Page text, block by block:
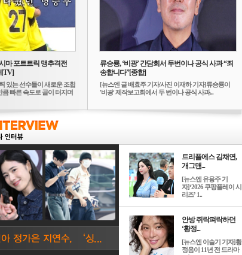
마 포트트릭 맹추격전
TV]
있는 선수들이 새로운 조합
큼 빠른 속도로 골이 터지며
류승룡, ‘비광’ 간담회서 두번이나 공식 사과 “죄
송합니다”[종합]
[뉴스엔 글 배효주 기자/사진 이재하 기자]류승룡이
'비광' 제작보고회에서 두 번이나 공식 사과...
트리플에스 김채연,
개그맨...
[뉴스엔 유용주 기
자]‘2026 쿠팡플레이 시
리즈’ 1..
안방 쥐락펴락하던
‘황정...
[뉴스엔 이슬기 기자]황
정음이 11년 전 드라마